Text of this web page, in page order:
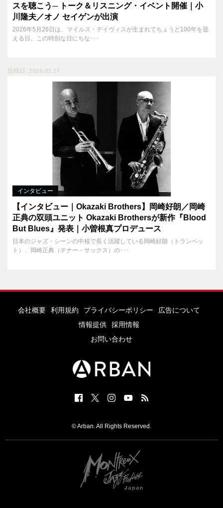
スを聴こう─ トーク＆リスニング・イベント開催｜小
川隆夫／オノ セイゲンが出演
2026年5月26日は、マイルス・デイヴィスが生まれてちょうど100年を迎
える日。この特別な日にちな･･･
投稿日 : 2026.03.27
インタビュー
【インタビュー｜Okazaki Brothers】岡崎好朗／岡崎
正典の双頭ユニット Okazaki Brothersが新作『Blood
But Blues』発表｜小曽根真プロデュース
日本のジャズ・シーンの中核で長く活躍している岡崎好朗（トランペッ
ト）、岡崎正典（テナー・サックス）の･･･
会社概要 利用規約 プライバシーポリシー
広告について
情報提供
採用情報
お問い合わせ
© Arban. All Rights Reserved.